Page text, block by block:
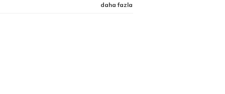
daha fazla